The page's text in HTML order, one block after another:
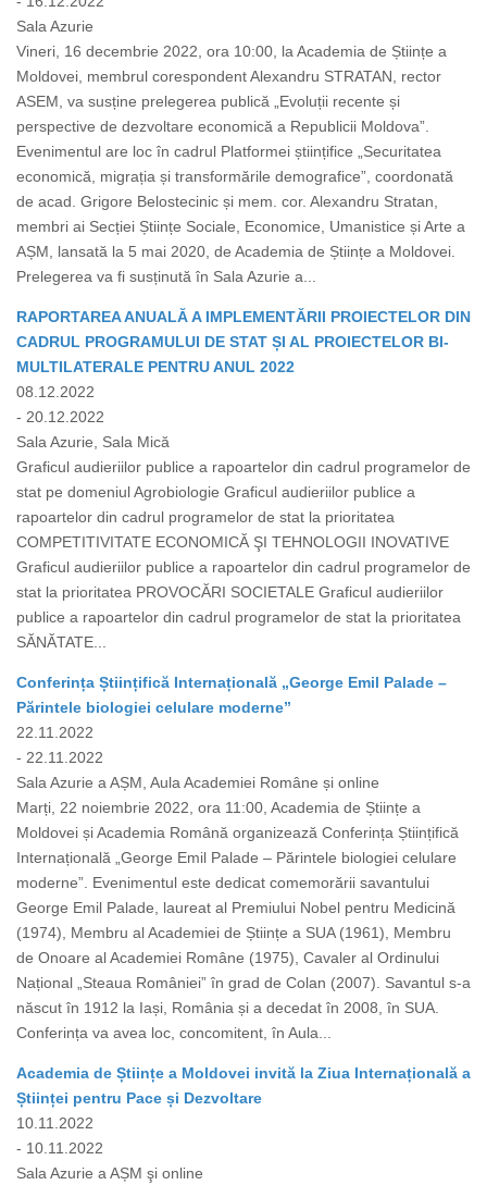
Sala Azurie
Vineri, 16 decembrie 2022, ora 10:00, la Academia de Științe a
Moldovei, membrul corespondent Alexandru STRATAN, rector
ASEM, va susține prelegerea publică „Evoluții recente și
perspective de dezvoltare economică a Republicii Moldova”.
Evenimentul are loc în cadrul Platformei științifice „Securitatea
economică, migrația și transformările demografice”, coordonată
de acad. Grigore Belostecinic și mem. cor. Alexandru Stratan,
membri ai Secției Științe Sociale, Economice, Umanistice și Arte a
AȘM, lansată la 5 mai 2020, de Academia de Științe a Moldovei.
Prelegerea va fi susținută în Sala Azurie a...
RAPORTAREA ANUALĂ A IMPLEMENTĂRII PROIECTELOR DIN
CADRUL PROGRAMULUI DE STAT ȘI AL PROIECTELOR BI-
MULTILATERALE PENTRU ANUL 2022
08.12.2022
- 20.12.2022
Sala Azurie, Sala Mică
Graficul audieriilor publice a rapoartelor din cadrul programelor de
stat pe domeniul Agrobiologie Graficul audieriilor publice a
rapoartelor din cadrul programelor de stat la prioritatea
COMPETITIVITATE ECONOMICĂ ŞI TEHNOLOGII INOVATIVE
Graficul audieriilor publice a rapoartelor din cadrul programelor de
stat la prioritatea PROVOCĂRI SOCIETALE Graficul audieriilor
publice a rapoartelor din cadrul programelor de stat la prioritatea
SĂNĂTATE...
Conferința Științifică Internațională „George Emil Palade –
Părintele biologiei celulare moderne”
22.11.2022
- 22.11.2022
Sala Azurie a AȘM, Aula Academiei Române și online
Marți, 22 noiembrie 2022, ora 11:00, Academia de Științe a
Moldovei și Academia Română organizează Conferința Științifică
Internațională „George Emil Palade – Părintele biologiei celulare
moderne”. Evenimentul este dedicat comemorării savantului
George Emil Palade, laureat al Premiului Nobel pentru Medicină
(1974), Membru al Academiei de Științe a SUA (1961), Membru
de Onoare al Academiei Române (1975), Cavaler al Ordinului
Național „Steaua României” în grad de Colan (2007). Savantul s-a
născut în 1912 la Iași, România și a decedat în 2008, în SUA.
Conferința va avea loc, concomitent, în Aula...
Academia de Științe a Moldovei invită la Ziua Internațională a
Științei pentru Pace și Dezvoltare
10.11.2022
- 10.11.2022
Sala Azurie a AȘM şi online